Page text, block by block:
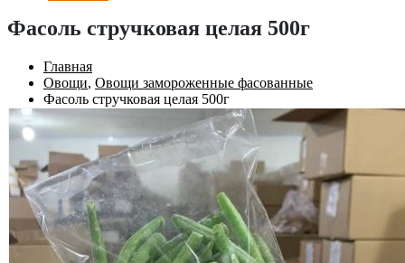
Фасоль стручковая целая 500г
Главная
Овощи, Овощи замороженные фасованные
Фасоль стручковая целая 500г